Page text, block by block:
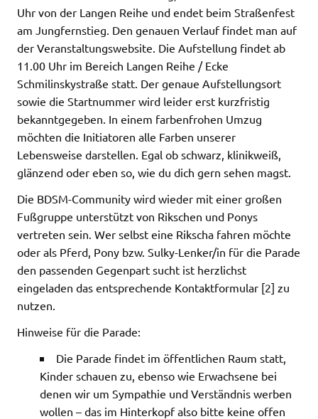
Uhr von der Langen Reihe und endet beim Straßenfest
am Jungfernstieg. Den genauen Verlauf findet man auf
der Veranstaltungswebsite. Die Aufstellung findet ab
11.00 Uhr im Bereich Langen Reihe / Ecke
Schmilinskystraße statt. Der genaue Aufstellungsort
sowie die Startnummer wird leider erst kurzfristig
bekanntgegeben. In einem farbenfrohen Umzug
möchten die Initiatoren alle Farben unserer
Lebensweise darstellen. Egal ob schwarz, klinikweiß,
glänzend oder eben so, wie du dich gern sehen magst.
Die BDSM-Community wird wieder mit einer großen
Fußgruppe unterstützt von Rikschen und Ponys
vertreten sein. Wer selbst eine Rikscha fahren möchte
oder als Pferd, Pony bzw. Sulky-Lenker/in für die Parade
den passenden Gegenpart sucht ist herzlichst
eingeladen das entsprechende Kontaktformular [2] zu
nutzen.
Hinweise für die Parade:
Die Parade findet im öffentlichen Raum statt,
Kinder schauen zu, ebenso wie Erwachsene bei
denen wir um Sympathie und Verständnis werben
wollen – das im Hinterkopf also bitte keine offen